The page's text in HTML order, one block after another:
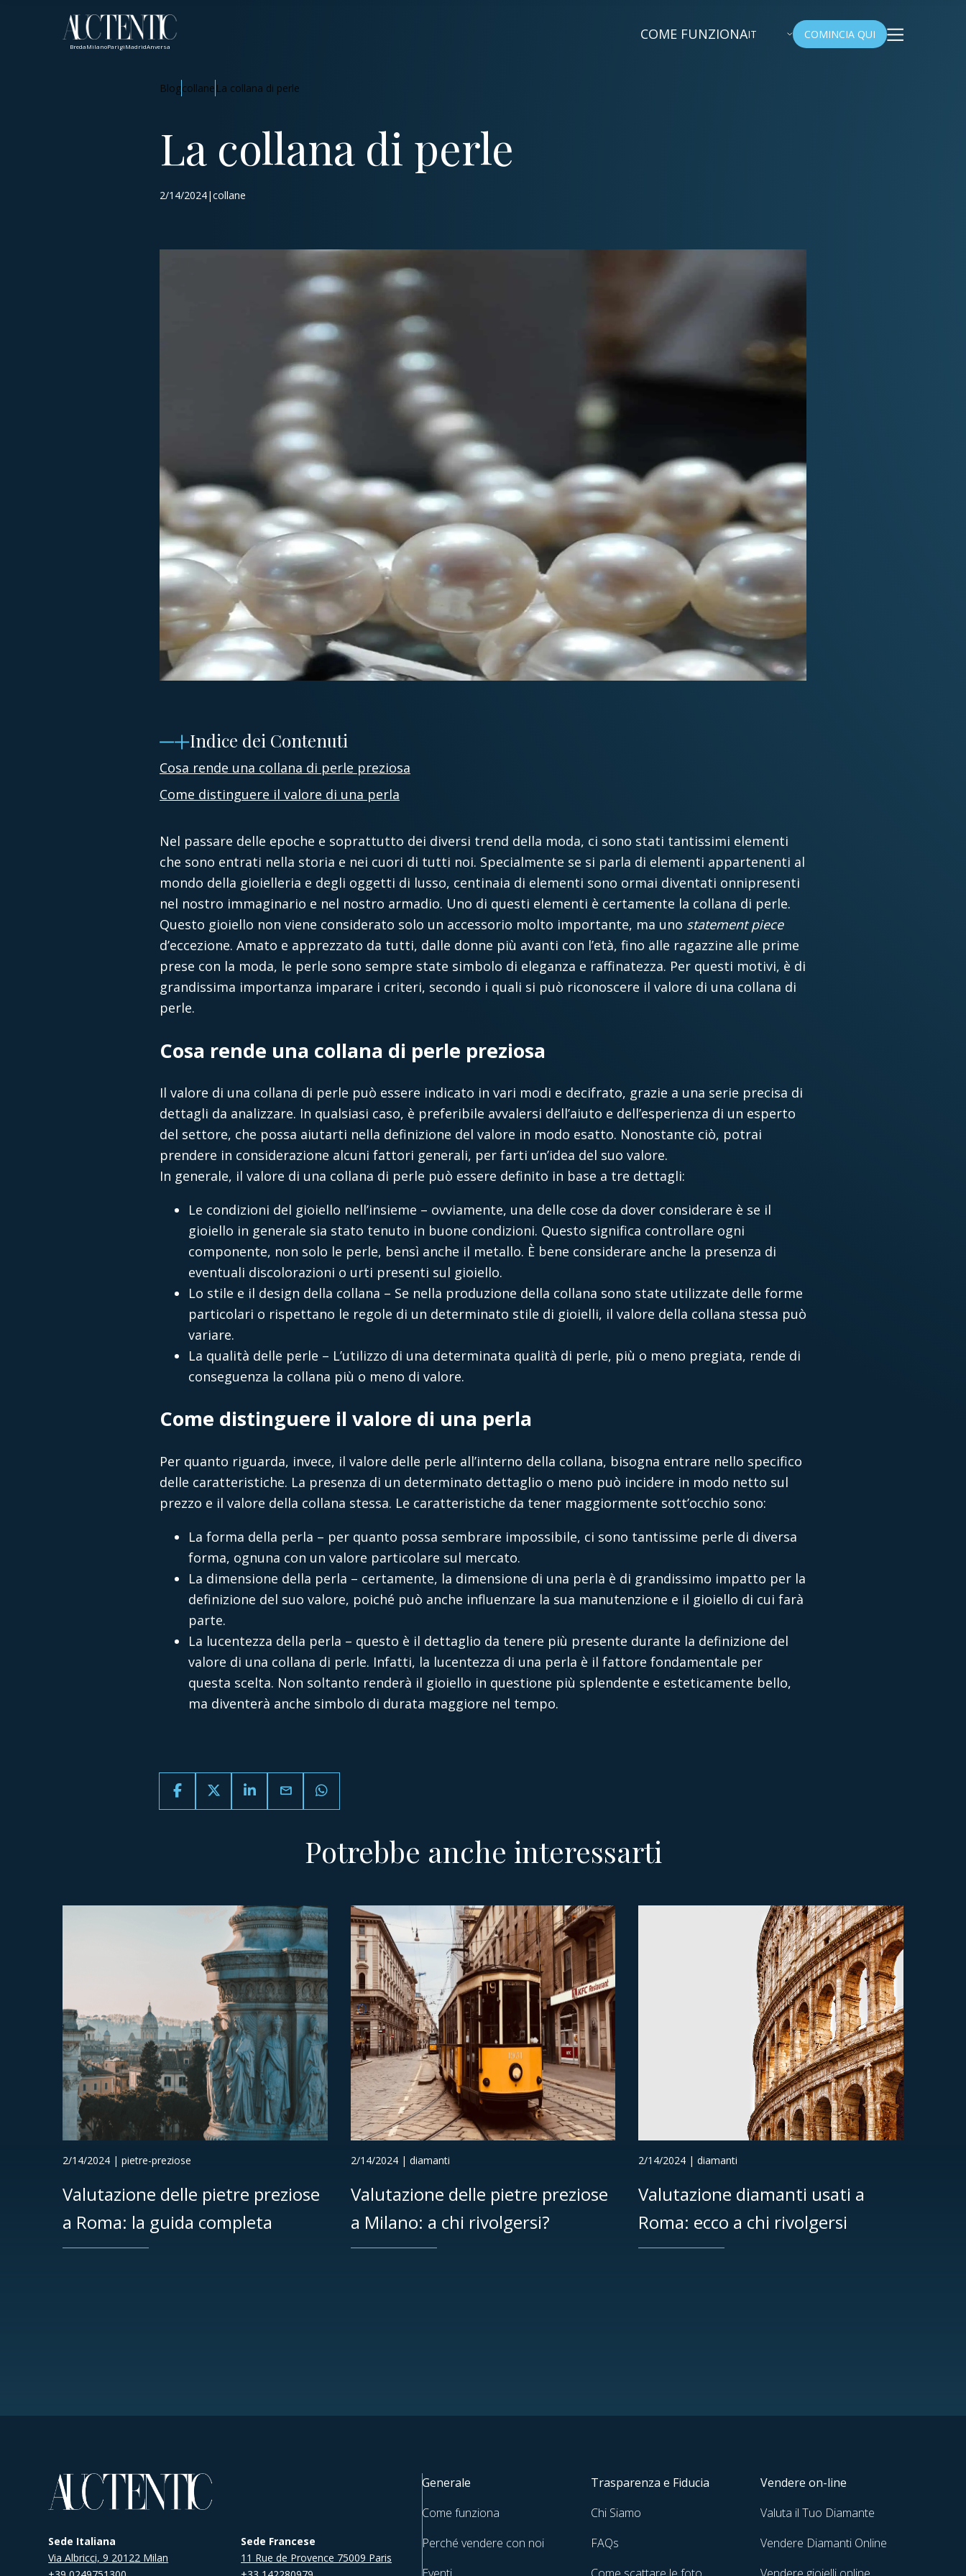
BredaMilanoParigiMadridAnversa
COME FUNZIONAIT COMINCIA QUI
Blogcollane La collana di perle
La collana di perle
2/14/2024|collane
Indice dei Contenuti
Cosa rende una collana di perle preziosa
Come distinguere il valore di una perla
Nel passare delle epoche e soprattutto dei diversi trend della moda, ci sono stati tantissimi elementi
che sono entrati nella storia e nei cuori di tutti noi. Specialmente se si parla di elementi appartenenti al
mondo della gioielleria e degli oggetti di lusso, centinaia di elementi sono ormai diventati onnipresenti
nel nostro immaginario e nel nostro armadio. Uno di questi elementi è certamente la collana di perle.
Questo gioiello non viene considerato solo un accessorio molto importante, ma uno statement piece
d’eccezione. Amato e apprezzato da tutti, dalle donne più avanti con l’età, fino alle ragazzine alle prime
prese con la moda, le perle sono sempre state simbolo di eleganza e raffinatezza. Per questi motivi, è di
grandissima importanza imparare i criteri, secondo i quali si può riconoscere il valore di una collana di
perle.
Cosa rende una collana di perle preziosa
Il valore di una collana di perle può essere indicato in vari modi e decifrato, grazie a una serie precisa di
dettagli da analizzare. In qualsiasi caso, è preferibile avvalersi dell’aiuto e dell’esperienza di un esperto
del settore, che possa aiutarti nella definizione del valore in modo esatto. Nonostante ciò, potrai
prendere in considerazione alcuni fattori generali, per farti un’idea del suo valore.
In generale, il valore di una collana di perle può essere definito in base a tre dettagli:
Le condizioni del gioiello nell’insieme – ovviamente, una delle cose da dover considerare è se il
gioiello in generale sia stato tenuto in buone condizioni. Questo significa controllare ogni
componente, non solo le perle, bensì anche il metallo. È bene considerare anche la presenza di
eventuali discolorazioni o urti presenti sul gioiello.
Lo stile e il design della collana – Se nella produzione della collana sono state utilizzate delle forme
particolari o rispettano le regole di un determinato stile di gioielli, il valore della collana stessa può
variare.
La qualità delle perle – L’utilizzo di una determinata qualità di perle, più o meno pregiata, rende di
conseguenza la collana più o meno di valore.
Come distinguere il valore di una perla
Per quanto riguarda, invece, il valore delle perle all’interno della collana, bisogna entrare nello specifico
delle caratteristiche. La presenza di un determinato dettaglio o meno può incidere in modo netto sul
prezzo e il valore della collana stessa. Le caratteristiche da tener maggiormente sott’occhio sono:
La forma della perla – per quanto possa sembrare impossibile, ci sono tantissime perle di diversa
forma, ognuna con un valore particolare sul mercato.
La dimensione della perla – certamente, la dimensione di una perla è di grandissimo impatto per la
definizione del suo valore, poiché può anche influenzare la sua manutenzione e il gioiello di cui farà
parte.
La lucentezza della perla – questo è il dettaglio da tenere più presente durante la definizione del
valore di una collana di perle. Infatti, la lucentezza di una perla è il fattore fondamentale per
questa scelta. Non soltanto renderà il gioiello in questione più splendente e esteticamente bello,
ma diventerà anche simbolo di durata maggiore nel tempo.
email
Potrebbe anche interessarti
2/14/2024 | pietre-preziose
Valutazione delle pietre preziose
a Roma: la guida completa
2/14/2024 | diamanti
Valutazione delle pietre preziose
a Milano: a chi rivolgersi?
2/14/2024 | diamanti
Valutazione diamanti usati a
Roma: ecco a chi rivolgersi
Sede Italiana
Via Albricci, 9 20122 Milan
Sede Francese
11 Rue de Provence 75009 Paris
Generale
Come funziona
Perché vendere con noi
Trasparenza e Fiducia
Chi Siamo
FAQs
Vendere on-line
Valuta il Tuo Diamante
Vendere Diamanti Online